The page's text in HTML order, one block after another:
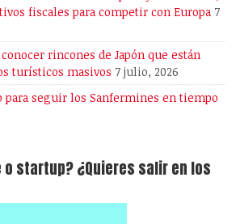
fiscales para competir con Europa 7
rincones de Japón que están
turísticos masivos 7 julio, 2026
para seguir los Sanfermines en tiempo
salir en los